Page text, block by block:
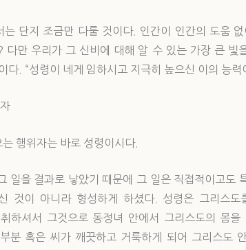
는 단지 조금만 다룰 것이다. 인간이 인간의 도움
다만 우리가 그 신비에 대해 알 수 있는 가장 큰 빛
다. “성령이 네게 임하시고 지극히 높으신 이의 능
행위자는 바로 성령이시다.
일을 결과로 낳았기 때문에 그 일은 직접적이고도
것이 아니라 형성하게 하셨다. 성령은 그리스도
하셔서 그것으로 동정녀 안에서 그리스도의 몸을
분 혹은 씨가 깨끗하고 거룩하게 되어 그리스도